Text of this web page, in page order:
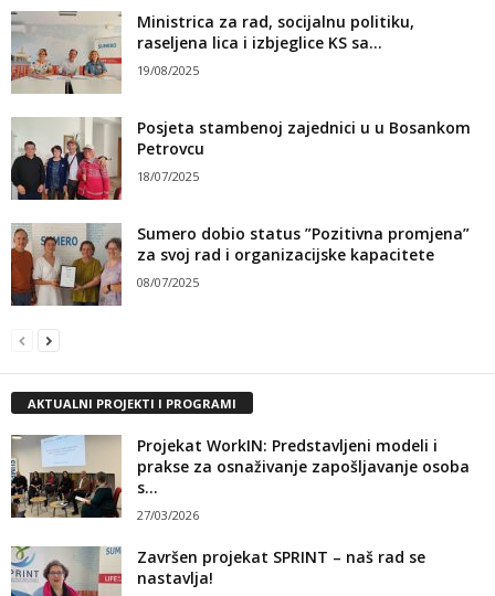
Ministrica za rad, socijalnu politiku,
raseljena lica i izbjeglice KS sa...
19/08/2025
Posjeta stambenoj zajednici u u Bosankom
Petrovcu
18/07/2025
Sumero dobio status ”Pozitivna promjena”
za svoj rad i organizacijske kapacitete
08/07/2025
AKTUALNI PROJEKTI I PROGRAMI
Projekat WorkIN: Predstavljeni modeli i
prakse za osnaživanje zapošljavanje osoba
s...
27/03/2026
Završen projekat SPRINT – naš rad se
nastavlja!